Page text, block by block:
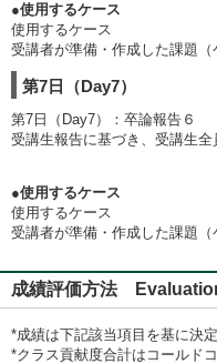
●使用するケース
使用するケース
受講者が準備・作成した課題（
第7日（Day7）
第7日（Day7）：卒論報告６
受講生報告に基づき、受講生全
●使用するケース
使用するケース
受講者が準備・作成した課題（
成績評価方法
*成績は下記該当項目を基に決定
*クラス貢献度合計はコールド